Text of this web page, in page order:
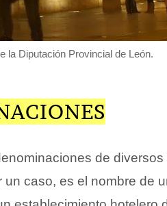
la Diputación Provincial de León.
de diversos
un caso, es el nombre de